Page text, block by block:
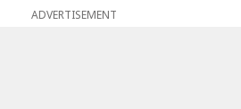
ADVERTISEMENT